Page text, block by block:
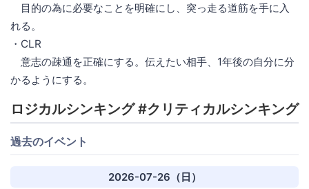
目的の為に必要なことを明確にし、突っ走る道筋を手に入
れる。
・CLR
意志の疎通を正確にする。伝えたい相手、1年後の自分に分
かるようにする。
ロジカルシンキング #クリティカルシンキング
過去のイベント
2026-07-26（日）